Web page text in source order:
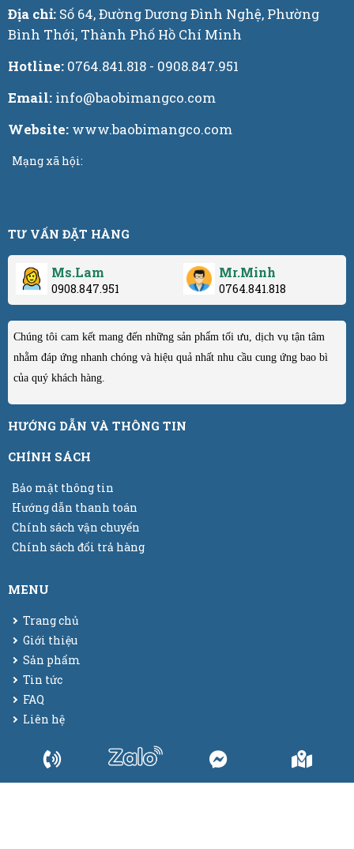
Địa chỉ: Số 64, Đường Dương Đình Nghệ, Phường
Bình Thới, Thành Phố Hồ Chí Minh
Hotline: 0764.841.818 - 0908.847.951
Email: info@baobimangco.com
Website: www.baobimangco.com
Mạng xã hội:
TƯ VẤN ĐẶT HÀNG
Ms.Lam
0908.847.951
Mr.Minh
0764.841.818
Chúng tôi cam kết mang đến những sản phẩm tối ưu, dịch vụ tận tâm
nhằm đáp ứng nhanh chóng và hiệu quả nhất nhu cầu cung ứng bao bì
của quý khách hàng.
HƯỚNG DẪN VÀ THÔNG TIN
CHÍNH SÁCH
Bảo mật thông tin
Hướng dẫn thanh toán
Chính sách vận chuyển
Chính sách đổi trả hàng
MENU
Trang chủ
Giới thiệu
Sản phẩm
Tin tức
FAQ
Liên hệ
Bao bì màng co